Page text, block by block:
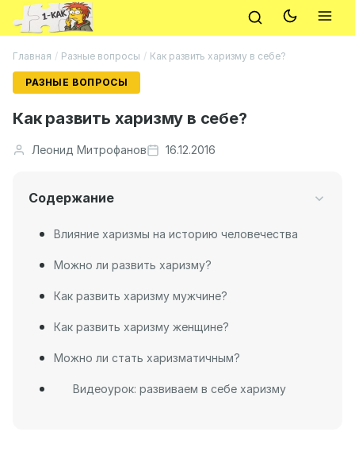
Главная / Разные вопросы / Как развить харизму в себе?
РАЗНЫЕ ВОПРОСЫ
Как развить харизму в себе?
Леонид Митрофанов 16.12.2016
Содержание
Влияние харизмы на историю человечества
Можно ли развить харизму?
Как развить харизму мужчине?
Как развить харизму женщине?
Можно ли стать харизматичным?
Видеоурок: развиваем в себе харизму